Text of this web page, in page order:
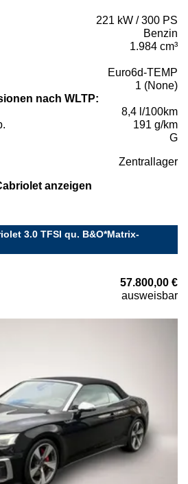
221 kW / 300 PS
Benzin
1.984 cm³
Euro6d-TEMP
1 (None)
nach WLTP:
8,4 l/100km
191 g/km
G
Zentrallager
anzeigen
3.0 TFSI qu. B&O*Matrix-
57.800,00 €
ausweisbar